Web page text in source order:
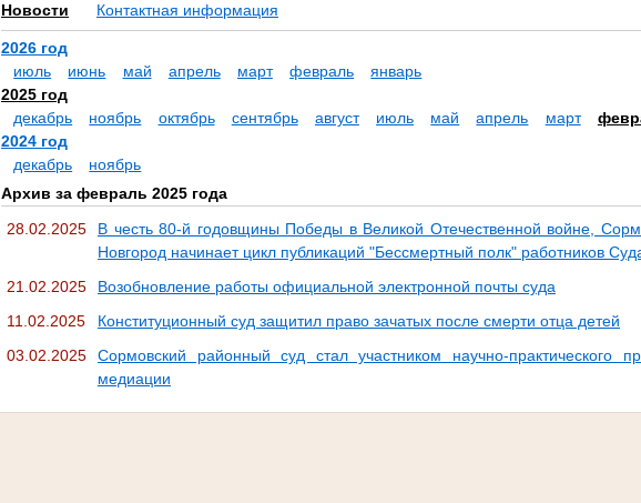
Новости Контактная информация
2026 год
июль
июнь май апрель март февраль
январь
2025 год
декабрь
ноябрь октябрь сентябрь август июль май апрель март
2024 год
декабрь
ноябрь
Архив за февраль 2025 года
28.02.2025
В честь 80-й годовщины Победы в Великой Отечественной войне,
Новгород начинает цикл публикаций "Бессмертный полк" работников
21.02.2025
Возобновление работы официальной электронной почты суда
11.02.2025
Конституционный суд защитил право зачатых после смерти отца детей
03.02.2025
Сормовский районный суд стал участником научно-
медиации